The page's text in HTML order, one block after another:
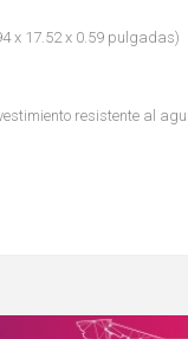
x 17.52 x 0.59 pulgadas)
resistente al